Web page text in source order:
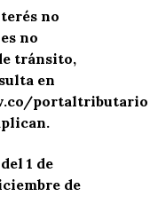
no
no
tránsito,
en
portaltributario
1 de
de